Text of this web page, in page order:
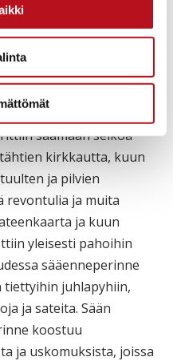
saattoi
tähtitaivaan
tekijä saamelaisten
saamaan selkoa
kirkkautta, kuun
ja pilvien
revontulia ja muita
ja kuun
yleisesti pahoihin
sääenneperinne
juhlapyhiin,
ja sateita. Sään
koostuu
ja uskomuksista, joissa